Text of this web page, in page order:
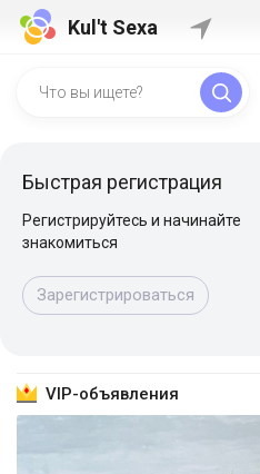
Kul't Sexa
Быстрая регистрация
Регистрируйтесь и начинайте
знакомиться
Зарегистрироваться
VIP-объявления